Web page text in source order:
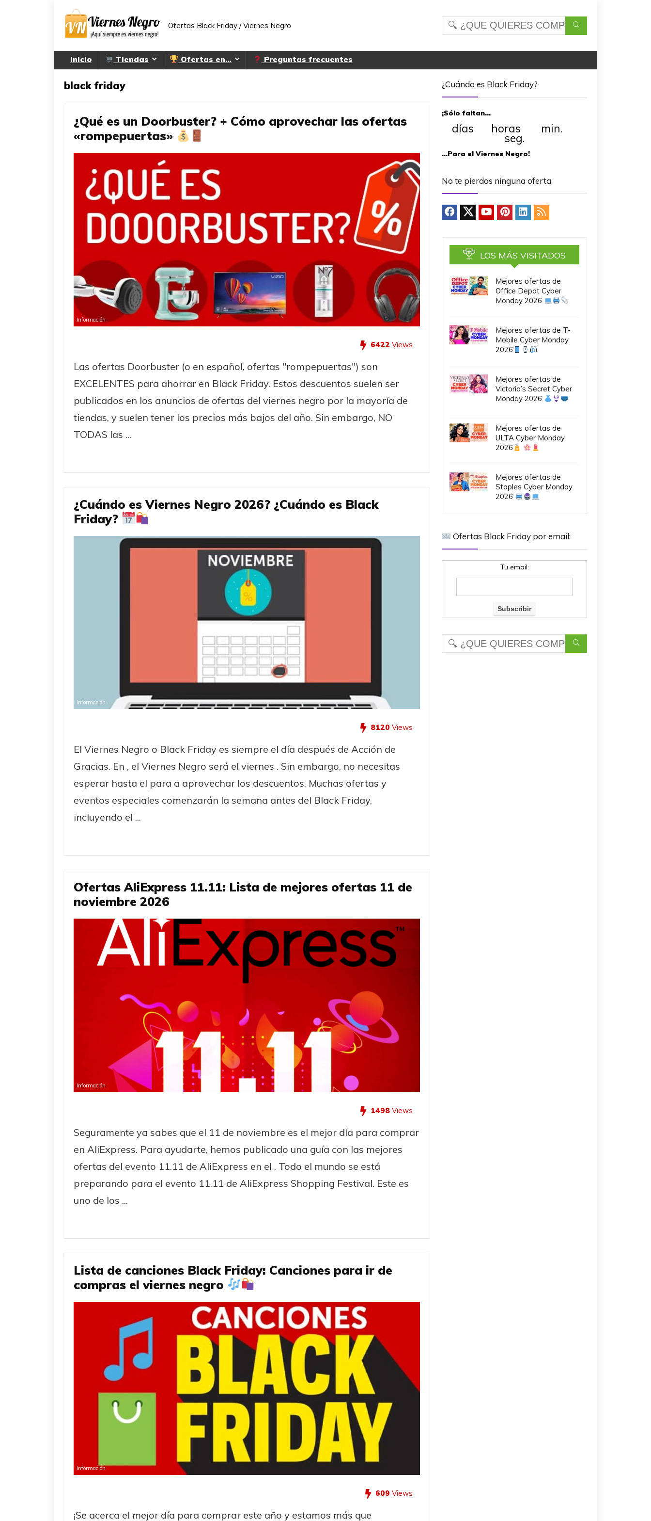
Ofertas Black Friday / Viernes Negro
Inicio Tiendas Ofertas en… Preguntas frecuentes
black friday
¿Qué es un Doorbuster? + Cómo aprovechar las ofertas
«rompepuertas»
Información
6422 Views
Las ofertas Doorbuster (o en español, ofertas "rompepuertas") son
EXCELENTES para ahorrar en Black Friday. Estos descuentos suelen ser
publicados en los anuncios de ofertas del viernes negro por la mayoría de
tiendas, y suelen tener los precios más bajos del año. Sin embargo, NO
TODAS las ...
¿Cuándo es Viernes Negro 2026? ¿Cuándo es Black
Friday?
Información
8120 Views
El Viernes Negro o Black Friday es siempre el día después de Acción de
Gracias. En , el Viernes Negro será el viernes . Sin embargo, no necesitas
esperar hasta el para a aprovechar los descuentos. Muchas ofertas y
eventos especiales comenzarán la semana antes del Black Friday,
incluyendo el ...
Ofertas AliExpress 11.11: Lista de mejores ofertas 11 de
noviembre 2026
Información
1498 Views
Seguramente ya sabes que el 11 de noviembre es el mejor día para comprar
en AliExpress. Para ayudarte, hemos publicado una guía con las mejores
ofertas del evento 11.11 de AliExpress en el . Todo el mundo se está
preparando para el evento 11.11 de AliExpress Shopping Festival. Este es
uno de los ...
Lista de canciones Black Friday: Canciones para ir de
compras el viernes negro
Información
609 Views
¡Se acerca el mejor día para comprar este año y estamos más que
¿Cuándo es Black Friday?
¡Sólo faltan…
días horas min.
seg.
…Para el Viernes Negro!
No te pierdas ninguna oferta
LOS MÁS VISITADOS
Mejores ofertas de
Office Depot Cyber
Monday 2026
Mejores ofertas de T-
Mobile Cyber Monday
2026
Mejores ofertas de
Victoria’s Secret Cyber
Monday 2026
Mejores ofertas de
ULTA Cyber Monday
2026
Mejores ofertas de
Staples Cyber Monday
2026
Ofertas Black Friday por email:
Tu email: